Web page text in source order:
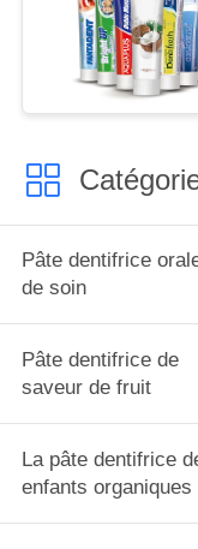
Pâte dentifrice
de soin
Pâte dentifrice de
saveur de fruit
La pâte dentifrice
enfants organiques